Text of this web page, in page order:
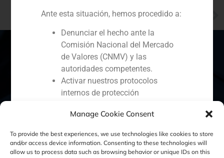
Manage Cookie Consent
To provide the best experiences, we use technologies like cookies to store
and/or access device information. Consenting to these technologies will
allow us to process data such as browsing behavior or unique IDs on this
Portugal Colombia
Perú
Ante esta situación, hemos procedido a:
Denunciar el hecho ante la
Comisión Nacional del Mercado
de Valores (CNMV) y las
autoridades competentes.
Activar nuestros protocolos
internos de protección
organismos especializados en
Recomendamos a todos nuestros
clientes, colaboradores y al público en